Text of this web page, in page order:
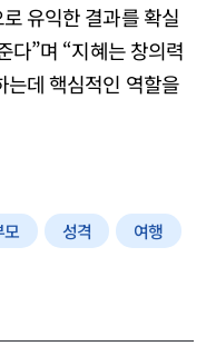
유익한 결과를 확실
다”며 “지혜는 창의력
는데 핵심적인 역할을
모 성격
여행